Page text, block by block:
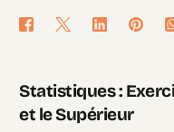
Statistiques :
et le Supérieur